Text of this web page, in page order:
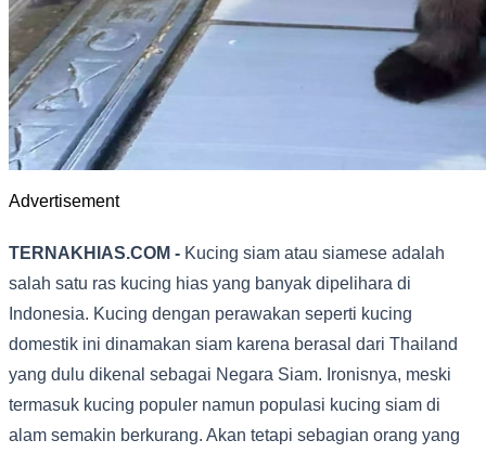
Advertisement
TERNAKHIAS.COM - Kucing siam atau siamese adalah
salah satu ras kucing hias yang banyak dipelihara di
Indonesia. Kucing dengan perawakan seperti kucing
domestik ini dinamakan siam karena berasal dari Thailand
yang dulu dikenal sebagai Negara Siam. Ironisnya, meski
termasuk kucing populer namun populasi kucing siam di
alam semakin berkurang. Akan tetapi sebagian orang yang